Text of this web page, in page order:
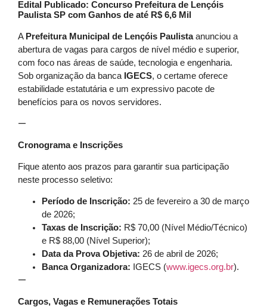
Edital Publicado: Concurso Prefeitura de Lençóis
Paulista SP com Ganhos de até R$ 6,6 Mil
A Prefeitura Municipal de Lençóis Paulistaanunciou a
abertura de vagas para cargos de nível médio e superior,
com foco nas áreas de saúde, tecnologia e engenharia.
Sob organização da banca IGECS, o certame oferece
estabilidade estatutária e um expressivo pacote de
benefícios para os novos servidores.
—
Cronograma e Inscrições
Fique atento aos prazos para garantir sua participação
neste processo seletivo:
Período de Inscrição: 25 de fevereiro a 30 de março
de 2026;
Taxas de Inscrição: R$ 70,00 (Nível Médio/Técnico)
e R$ 88,00 (Nível Superior);
Data da Prova Objetiva: 26 de abril de 2026;
Banca Organizadora: IGECS (www.igecs.org.br).
—
Cargos, Vagas e Remunerações Totais